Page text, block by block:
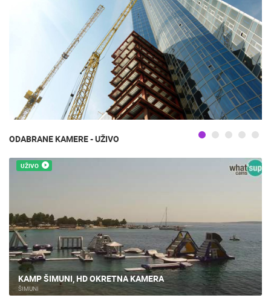
ODABRANE KAMERE - UŽIVO
UŽIVO
KAMP ŠIMUNI, HD OKRETNA KAMERA
ŠIMUNI